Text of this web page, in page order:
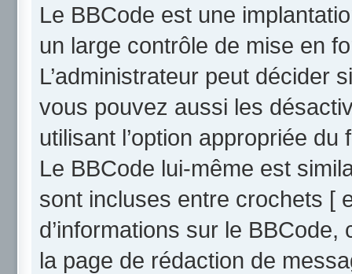
Le BBCode est une
un large contrôle de mise en
L’administrateur peut décider
vous pouvez aussi les
utilisant l’option appropriée
Le BBCode lui-même est
sont incluses entre crochets [
d’informations sur le
la page de rédaction de